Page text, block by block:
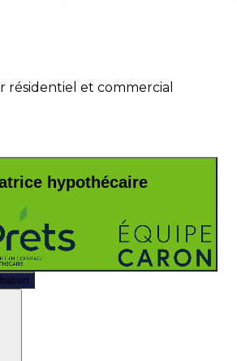
résidentiel et commercial
hypothécaire